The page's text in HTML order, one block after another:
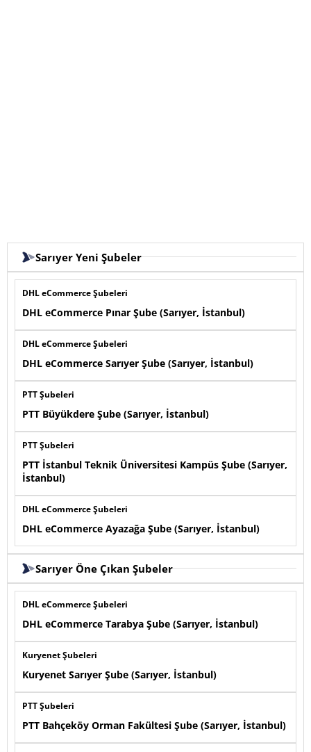
Sarıyer Yeni Şubeler
DHL eCommerce Şubeleri
DHL eCommerce Pınar Şube (Sarıyer, İstanbul)
DHL eCommerce Şubeleri
DHL eCommerce Sarıyer Şube (Sarıyer, İstanbul)
PTT Şubeleri
PTT Büyükdere Şube (Sarıyer, İstanbul)
PTT Şubeleri
PTT İstanbul Teknik Üniversitesi Kampüs Şube (Sarıyer,
İstanbul)
DHL eCommerce Şubeleri
DHL eCommerce Ayazağa Şube (Sarıyer, İstanbul)
Sarıyer Öne Çıkan Şubeler
DHL eCommerce Şubeleri
DHL eCommerce Tarabya Şube (Sarıyer, İstanbul)
Kuryenet Şubeleri
Kuryenet Sarıyer Şube (Sarıyer, İstanbul)
PTT Şubeleri
PTT Bahçeköy Orman Fakültesi Şube (Sarıyer, İstanbul)